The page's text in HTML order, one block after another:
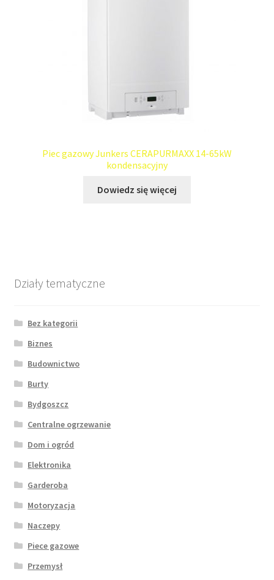
Piec gazowy Junkers CERAPURMAXX 14-65kW
kondensacyjny
Dowiedz się więcej
Działy tematyczne
Bez kategorii
Biznes
Budownictwo
Burty
Bydgoszcz
Centralne ogrzewanie
Dom i ogród
Elektronika
Garderoba
Motoryzacja
Naczepy
Piece gazowe
Przemysł